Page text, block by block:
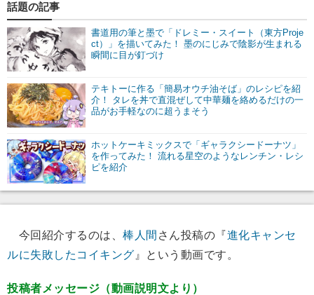
ニコニコQ
話題の記事
書道用の筆と墨で「ドレミー・スイート（東方Proje
ct）」を描いてみた！ 墨のにじみで陰影が生まれる
瞬間に目が釘づけ
テキトーに作る「簡易オウチ油そば」のレシピを紹
介！ タレを丼で直混ぜして中華麺を絡めるだけの一
品がお手軽なのに超うまそう
ホットケーキミックスで「ギャラクシードーナツ」
を作ってみた！ 流れる星空のようなレンチン・レシ
ピを紹介
今回紹介するのは、 棒人間 さん投稿の『進化キャンセ
ルに失敗したコイキング 』という動画です。
投稿者メッセージ（動画説明文より）